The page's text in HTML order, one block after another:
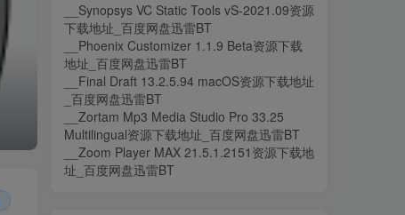
__Synopsys VC Static Tools vS-2021.09资源
下载地址_百度网盘迅雷BT
__Phoenix Customizer 1.1.9 Beta资源下载
地址_百度网盘迅雷BT
__Final Draft 13.2.5.94 macOS资源下载地址
_百度网盘迅雷BT
__Zortam Mp3 Media Studio Pro 33.25
Multilingual资源下载地址_百度网盘迅雷BT
__Zoom Player MAX 21.5.1.2151资源下载地
址_百度网盘迅雷BT